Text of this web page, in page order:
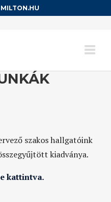
szakos hallgatóink
kiadványa.
kattintva.